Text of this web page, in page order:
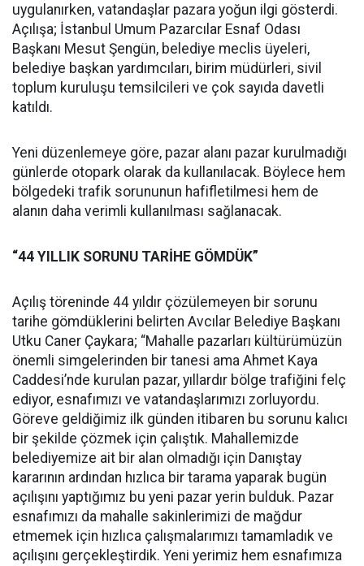
uygulanırken, vatandaşlar pazara yoğun ilgi gösterdi.
Açılışa; İstanbul Umum Pazarcılar Esnaf Odası
Başkanı Mesut Şengün, belediye meclis üyeleri,
belediye başkan yardımcıları, birim müdürleri, sivil
toplum kuruluşu temsilcileri ve çok sayıda davetli
katıldı.
Yeni düzenlemeye göre, pazar alanı pazar kurulmadığı
günlerde otopark olarak da kullanılacak. Böylece hem
bölgedeki trafik sorununun hafifletilmesi hem de
alanın daha verimli kullanılması sağlanacak.
“44 YILLIK SORUNU TARİHE GÖMDÜK”
Açılış töreninde 44 yıldır çözülemeyen bir sorunu
tarihe gömdüklerini belirten Avcılar Belediye Başkanı
Utku Caner Çaykara; “Mahalle pazarları kültürümüzün
önemli simgelerinden bir tanesi ama Ahmet Kaya
Caddesi’nde kurulan pazar, yıllardır bölge trafiğini felç
ediyor, esnafımızı ve vatandaşlarımızı zorluyordu.
Göreve geldiğimiz ilk günden itibaren bu sorunu kalıcı
bir şekilde çözmek için çalıştık. Mahallemizde
belediyemize ait bir alan olmadığı için Danıştay
kararının ardından hızlıca bir tarama yaparak bugün
açılışını yaptığımız bu yeni pazar yerin bulduk. Pazar
esnafımızı da mahalle sakinlerimizi de mağdur
etmemek için hızlıca çalışmalarımızı tamamladık ve
açılışını gerçekleştirdik. Yeni yerimiz hem esnafımıza